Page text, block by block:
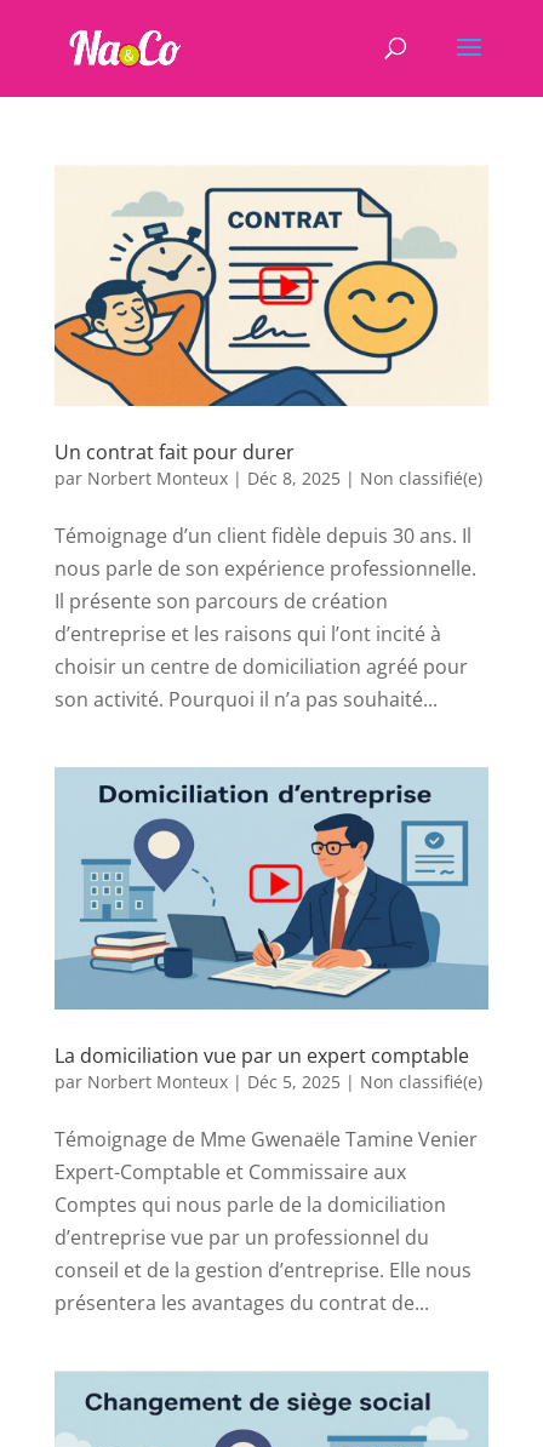
Un contrat fait pour durer
par Norbert Monteux| Déc 8, 2025| Non classifié(e)
Témoignage d’un client fidèle depuis 30 ans. Il
nous parle de son expérience professionnelle.
Il présente son parcours de création
d’entreprise et les raisons qui l’ont incité à
choisir un centre de domiciliation agréé pour
son activité. Pourquoi il n’a pas souhaité...
La domiciliation vue par un expert comptable
par Norbert Monteux| Déc 5, 2025| Non classifié(e)
Témoignage de Mme Gwenaële Tamine Venier
Expert-Comptable et Commissaire aux
Comptes qui nous parle de la domiciliation
d’entreprise vue par un professionnel du
conseil et de la gestion d’entreprise. Elle nous
présentera les avantages du contrat de...